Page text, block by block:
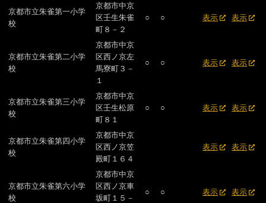
京都市立朱雀第一小学
校
京都市中京
区壬生朱雀
町８－２
○ ○ 表示 表示
京都市立朱雀第二小学
校
京都市中京
区西ノ京左
馬寮町３－
１
○ ○ 表示 表示
京都市立朱雀第三小学
校
京都市中京
区壬生松原
町８１
○ ○ 表示 表示
京都市立朱雀第四小学
校
京都市中京
区西ノ京笠
殿町１６４
表示 表示
京都市立朱雀第六小学
校
京都市中京
区西ノ京車
坂町１５－
○ ○ 表示 表示